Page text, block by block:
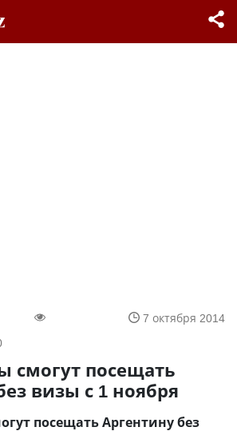
7 октября 2014
смогут посещать
визы с 1 ноября
посещать Аргентину без